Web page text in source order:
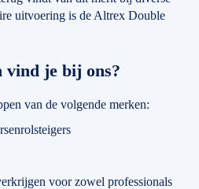
uitvoering is de Altrex Double
vind je bij ons?
van de volgende merken:
voor zowel professionals